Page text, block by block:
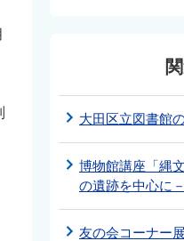
大田区立図書館
博物館講座「縄
の遺跡を中心に
友の会コーナー